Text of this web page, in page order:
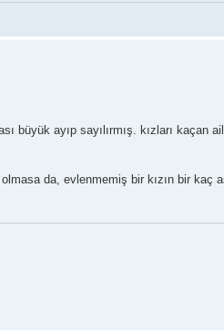
büyük ayıp sayılırmış. kızları kaçan
da, evlenmemiş bir kızın bir kaç